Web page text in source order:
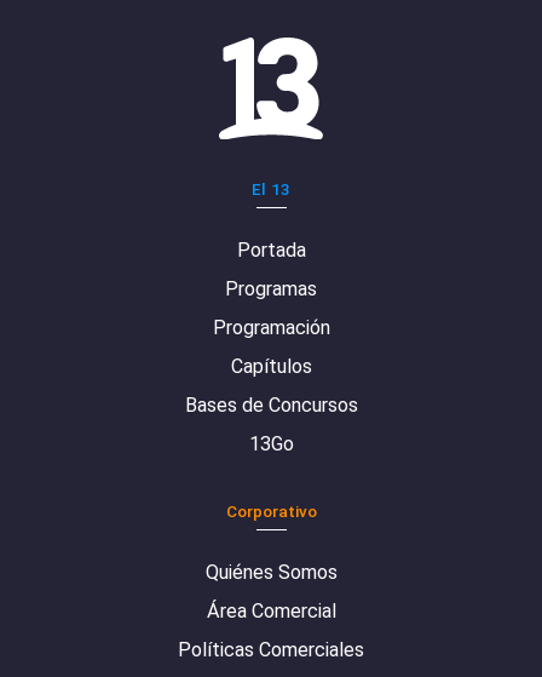
El 13
Portada
Programas
Programación
Capítulos
Bases de Concursos
13Go
Corporativo
Quiénes Somos
Área Comercial
Políticas Comerciales